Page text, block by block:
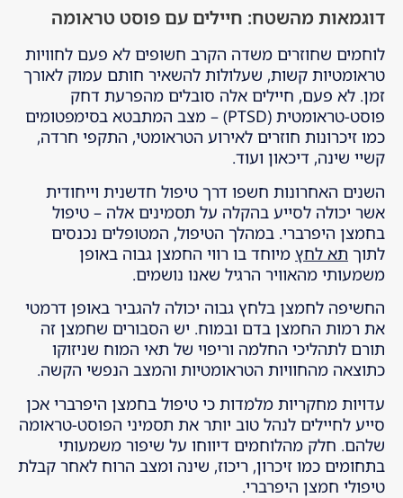
דוגמאות מהשטח: חיילים עם פוסט טראומה
לוחמים שחוזרים משדה הקרב חשופים לא פעם לחוויות
טראומטיות קשות, שעלולות להשאיר חותם עמוק לאורך
זמן. לא פעם, חיילים אלה סובלים מהפרעת דחק
פוסט-טראומטית (PTSD) – מצב המתבטא בסימפטומים
כמו זיכרונות חוזרים לאירוע הטראומטי, התקפי חרדה,
קשיי שינה, דיכאון ועוד.
השנים האחרונות חשפו דרך טיפול חדשנית וייחודית
אשר יכולה לסייע בהקלה על תסמינים אלה – טיפול
בחמצן היפרברי. במהלך הטיפול, המטופלים נכנסים
לתוך תא לחץ מיוחד בו רווי החמצן גבוה באופן
משמעותי מהאוויר הרגיל שאנו נושמים.
החשיפה לחמצן בלחץ גבוה יכולה להגביר באופן דרמטי
את רמות החמצן בדם ובמוח. יש הסבורים שחמצן זה
תורם לתהליכי החלמה וריפוי של תאי המוח שניזוקו
כתוצאה מהחוויות הטראומטיות והמצב הנפשי הקשה.
עדויות מחקריות מלמדות כי טיפול בחמצן היפרברי אכן
סייע לחיילים לנהל טוב יותר את תסמיני הפוסט-טראומה
שלהם. חלק מהלוחמים דיווחו על שיפור משמעותי
בתחומים כמו זיכרון, ריכוז, שינה ומצב הרוח לאחר קבלת
טיפולי חמצן היפרברי.